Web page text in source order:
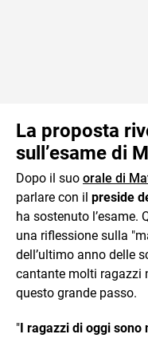
La proposta
sull’esame di
Dopo il suo orale di
parlare con il preside
ha sostenuto l’esame.
una riflessione sulla
dell’ultimo anno delle
cantante molti ragazzi
questo grande passo.
"I ragazzi di oggi sono